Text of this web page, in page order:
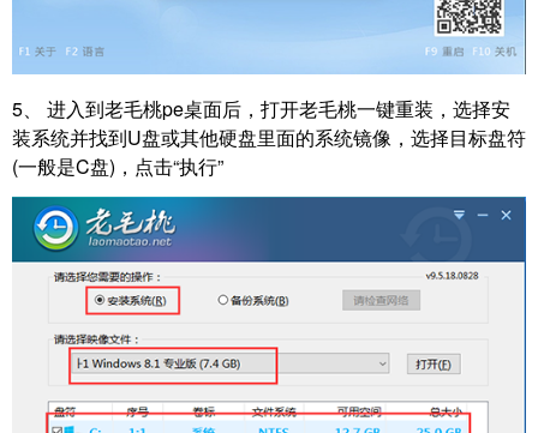
5、 进入到老毛桃pe桌面后，打开老毛桃一键重装，选择安
装系统并找到U盘或其他硬盘里面的系统镜像，选择目标盘符
(一般是C盘)，点击“执行”